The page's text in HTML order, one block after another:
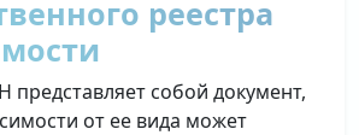
реестра
представляет собой документ,
от ее вида может